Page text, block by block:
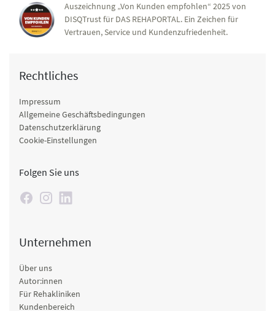
Auszeichnung „Von Kunden empfohlen“ 2025 von
DISQTrust für DAS REHAPORTAL. Ein Zeichen für
Vertrauen, Service und Kundenzufriedenheit.
Rechtliches
Impressum
Allgemeine Geschäftsbedingungen
Datenschutzerklärung
Cookie-Einstellungen
Folgen Sie uns
Unternehmen
Über uns
Autor:innen
Für Rehakliniken
Kundenbereich